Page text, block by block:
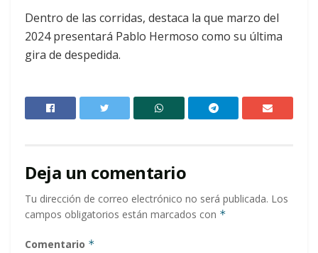
Dentro de las corridas, destaca la que marzo del
2024 presentará Pablo Hermoso como su última
gira de despedida.
Deja un comentario
Tu dirección de correo electrónico no será publicada. Los
campos obligatorios están marcados con *
Comentario *